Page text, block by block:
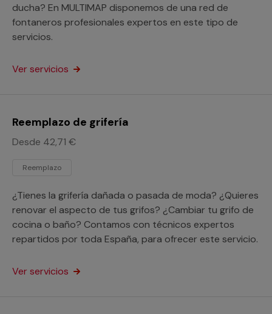
ducha? En MULTIMAP disponemos de una red de
fontaneros profesionales expertos en este tipo de
servicios.
Ver servicios
Reemplazo de grifería
Desde 42,71 €
Reemplazo
¿Tienes la grifería dañada o pasada de moda? ¿Quieres
renovar el aspecto de tus grifos? ¿Cambiar tu grifo de
cocina o baño? Contamos con técnicos expertos
repartidos por toda España, para ofrecer este servicio.
Ver servicios